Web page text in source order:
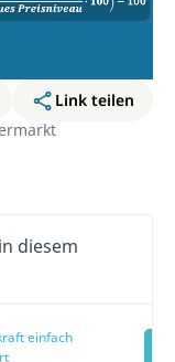
Link teilen
diesem
einfach